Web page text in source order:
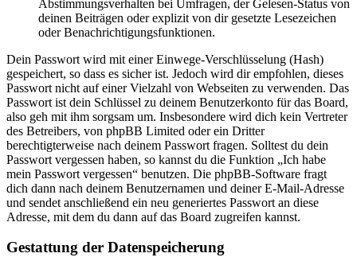
Abstimmungsverhalten bei Umfragen, der Gelesen-Status von
deinen Beiträgen oder explizit von dir gesetzte Lesezeichen
oder Benachrichtigungsfunktionen.
Dein Passwort wird mit einer Einwege-Verschlüsselung (Hash)
gespeichert, so dass es sicher ist. Jedoch wird dir empfohlen, dieses
Passwort nicht auf einer Vielzahl von Webseiten zu verwenden. Das
Passwort ist dein Schlüssel zu deinem Benutzerkonto für das Board,
also geh mit ihm sorgsam um. Insbesondere wird dich kein Vertreter
des Betreibers, von phpBB Limited oder ein Dritter
berechtigterweise nach deinem Passwort fragen. Solltest du dein
Passwort vergessen haben, so kannst du die Funktion „Ich habe
mein Passwort vergessen“ benutzen. Die phpBB-Software fragt
dich dann nach deinem Benutzernamen und deiner E-Mail-Adresse
und sendet anschließend ein neu generiertes Passwort an diese
Adresse, mit dem du dann auf das Board zugreifen kannst.
Gestattung der Datenspeicherung